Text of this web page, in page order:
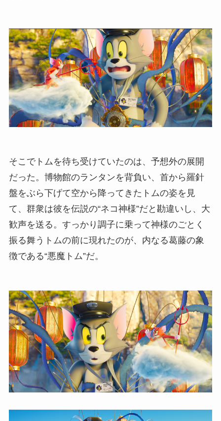
そこでトムを待ち受けていたのは、予想外の展開
だった。博物館のランタンを背負い、首から羅針
盤をぶら下げて空から降ってきたトムの姿を見
て、群衆は彼を伝説の“ネコ神様”だと勘違いし、大
歓声を送る。すっかり調子に乗って神様のごとく
振る舞うトムの前に現れたのが、内なる葛藤の象
徴である“悪魔トム”だ。